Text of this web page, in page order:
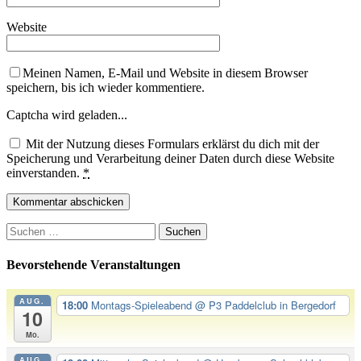
Website
Meinen Namen, E-Mail und Website in diesem Browser
speichern, bis ich wieder kommentiere.
Captcha wird geladen...
Mit der Nutzung dieses Formulars erklärst du dich mit der
Speicherung und Verarbeitung deiner Daten durch diese Website
einverstanden. *
Suchen
nach:
Bevorstehende Veranstaltungen
AUG.
10
Mo.
18:00 Montags-Spieleabend @ P3 Paddelclub in Bergedorf